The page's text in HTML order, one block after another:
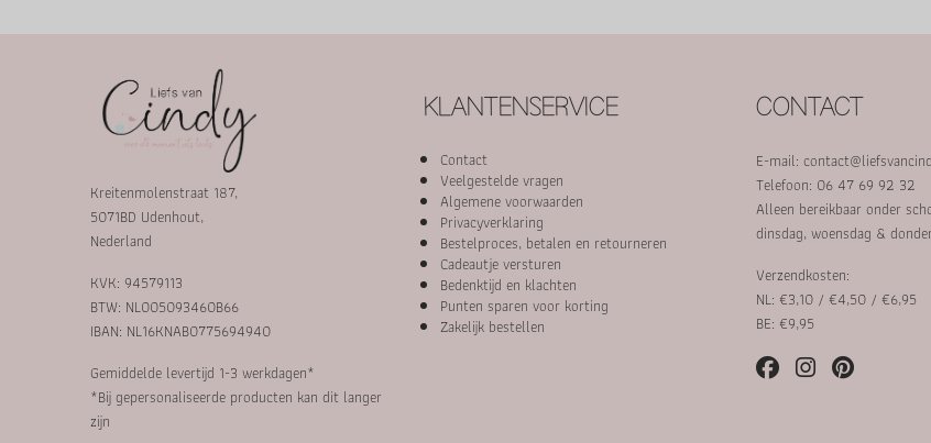
Kreitenmolenstraat 187,
5071BD Udenhout,
Nederland
KVK: 94579113
BTW: NL005093460B66
IBAN: NL16KNAB0775694940
Gemiddelde levertijd 1-3 werkdagen*
*Bij gepersonaliseerde producten kan dit langer
zijn
KLANTENSERVICE
Contact
Veelgestelde vragen
Algemene voorwaarden
Privacyverklaring
Bestelproces, betalen en retourneren
Cadeautje versturen
Bedenktijd en klachten
Punten sparen voor korting
Zakelijk bestellen
CONTACT
E-mail:
Telefoon: 06 47 69 92 32
Alleen bereikbaar onder
dinsdag, woensdag &
Verzendkosten:
NL: €3,10 / €4,50 / €6,95
BE: €9,95